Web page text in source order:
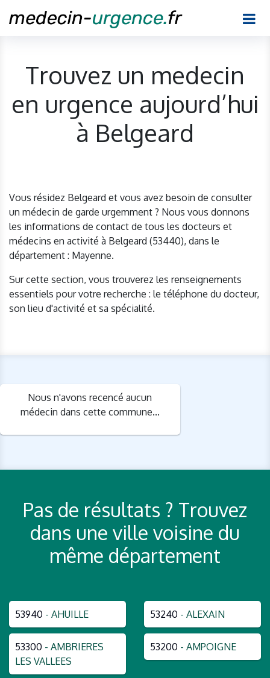
Trouvez un medecin
en urgence aujourd’hui
à Belgeard
Vous résidez Belgeard et vous avez besoin de consulter
un médecin de garde urgemment ? Nous vous donnons
les informations de contact de tous les docteurs et
médecins en activité à Belgeard (53440), dans le
département : Mayenne.
Sur cette section, vous trouverez les renseignements
essentiels pour votre recherche : le téléphone du docteur,
son lieu d'activité et sa spécialité.
Nous n'avons recencé aucun
médecin dans cette commune...
Pas de résultats ? Trouvez
dans une ville voisine du
même département
53940 - AHUILLE 53240 - ALEXAIN
53300 - AMBRIERES
LES VALLEES
53200 - AMPOIGNE